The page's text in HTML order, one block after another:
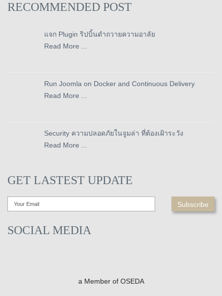
RECOMMENDED POST
แจก Plugin ริปบิ้นดำถวายความอาลัย
Read More ...
Run Joomla on Docker and Continuous Delivery
Read More ...
Security ความปลอดภัยในจูมล่า ที่ต้องเฝ้าระวัง
Read More ...
GET LASTEST UPDATE
SOCIAL MEDIA
a Member of OSEDA